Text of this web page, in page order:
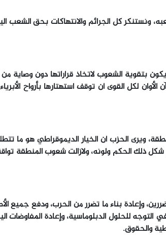
ونستنكر كل الجرائم والانتهاكات بحق الشعب
بتقوية الشعوب لاتخاذ قراراتها دون وصاية من
لكل القوى أن توقف استهتارها بأرواح
ويرى الحزب أن الخيار الديموقراطي هو ما
ذلك الحكم ولونه، ولازالت شعوب المنطقة
وإعادة بناء ما تضرر من الحرب، ودفع جميع
للحلول الدبلوماسية، وإعادة المفاوضات
والحقوق.